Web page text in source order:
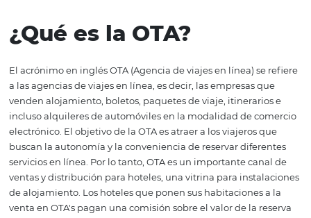
de la creciente digitalización experimentada por una
de la población brasileña, con el aumento de la
teléfonos celulares y el servicio de internet móvil.
Font: Criteo
¿Qué es la OTA?
El acrónimo en inglés OTA (Agencia de viajes en línea)
a las agencias de viajes en línea, es decir, las empresas